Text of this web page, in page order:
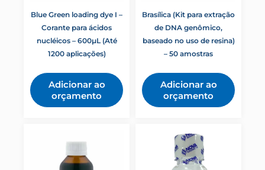
Blue Green loading dye I –
Corante para ácidos
nucléicos – 600µL (Até
1200 aplicações)
Adicionar ao
orçamento
Brasílica (Kit para extração
de DNA genômico,
baseado no uso de resina)
– 50 amostras
Adicionar ao
orçamento